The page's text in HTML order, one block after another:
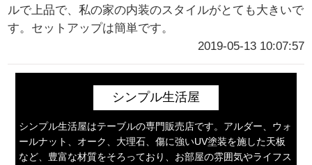
ルで上品で、私の家の内装のスタイルがとても大きいで
す。セットアップは簡単です。
2019-05-13 10:07:57
シンプル生活屋
シンプル生活屋はテーブルの専門販売店です。アルダー、ウォ
ールナット、オーク、大理石、傷に強いUV塗装を施した天板
など、豊富な材質をそろっており、お部屋の雰囲気やライフス